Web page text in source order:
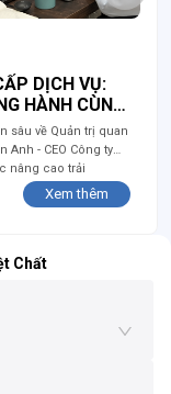
DỊCH VỤ:
HÀNH CÙNG
sâu về Quản trị quan
Anh - CEO Công ty
nâng cao trải
hàng!Xem thêm
Chất